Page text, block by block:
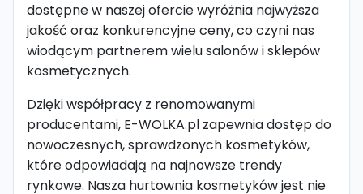
dostępne w naszej ofercie wyróżnia najwyższa
jakość oraz konkurencyjne ceny, co czyni nas
wiodącym partnerem wielu salonów i sklepów
kosmetycznych.
Dzięki współpracy z renomowanymi
producentami, E-WOLKA.pl zapewnia dostęp do
nowoczesnych, sprawdzonych kosmetyków,
które odpowiadają na najnowsze trendy
rynkowe. Nasza hurtownia kosmetyków jest nie